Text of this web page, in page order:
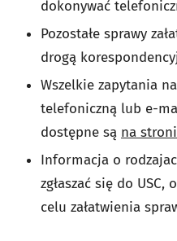
dokonywać
Pozostałe sprawy
drogą
Wszelkie zapytania
telefoniczną lub e-
dostępne są na
Informacja o
zgłaszać się do
celu załatwienia